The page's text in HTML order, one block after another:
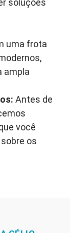
uma frota
ampla
Antes de
você
os